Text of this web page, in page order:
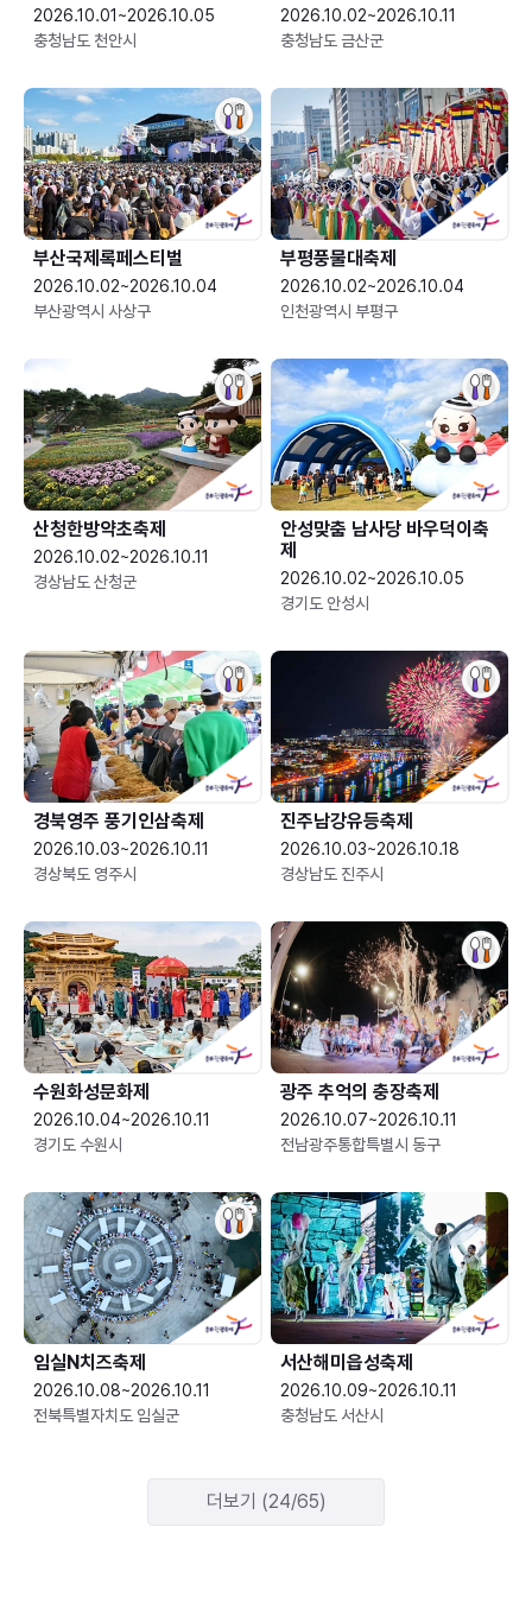
2026.10.01~2026.10.05
충청남도 천안시
2026.10.02~2026.10.11
충청남도 금산군
부산국제록페스티벌
2026.10.02~2026.10.04
부산광역시 사상구
부평풍물대축제
2026.10.02~2026.10.04
인천광역시 부평구
산청한방약초축제
2026.10.02~2026.10.11
경상남도 산청군
안성맞춤 남사당 바우덕이축
제
2026.10.02~2026.10.05
경기도 안성시
경북영주 풍기인삼축제
2026.10.03~2026.10.11
경상북도 영주시
진주남강유등축제
2026.10.03~2026.10.18
경상남도 진주시
수원화성문화제
2026.10.04~2026.10.11
경기도 수원시
광주 추억의 충장축제
2026.10.07~2026.10.11
전남광주통합특별시 동구
임실N치즈축제
2026.10.08~2026.10.11
전북특별자치도 임실군
서산해미읍성축제
2026.10.09~2026.10.11
충청남도 서산시
더보기 (24/65)